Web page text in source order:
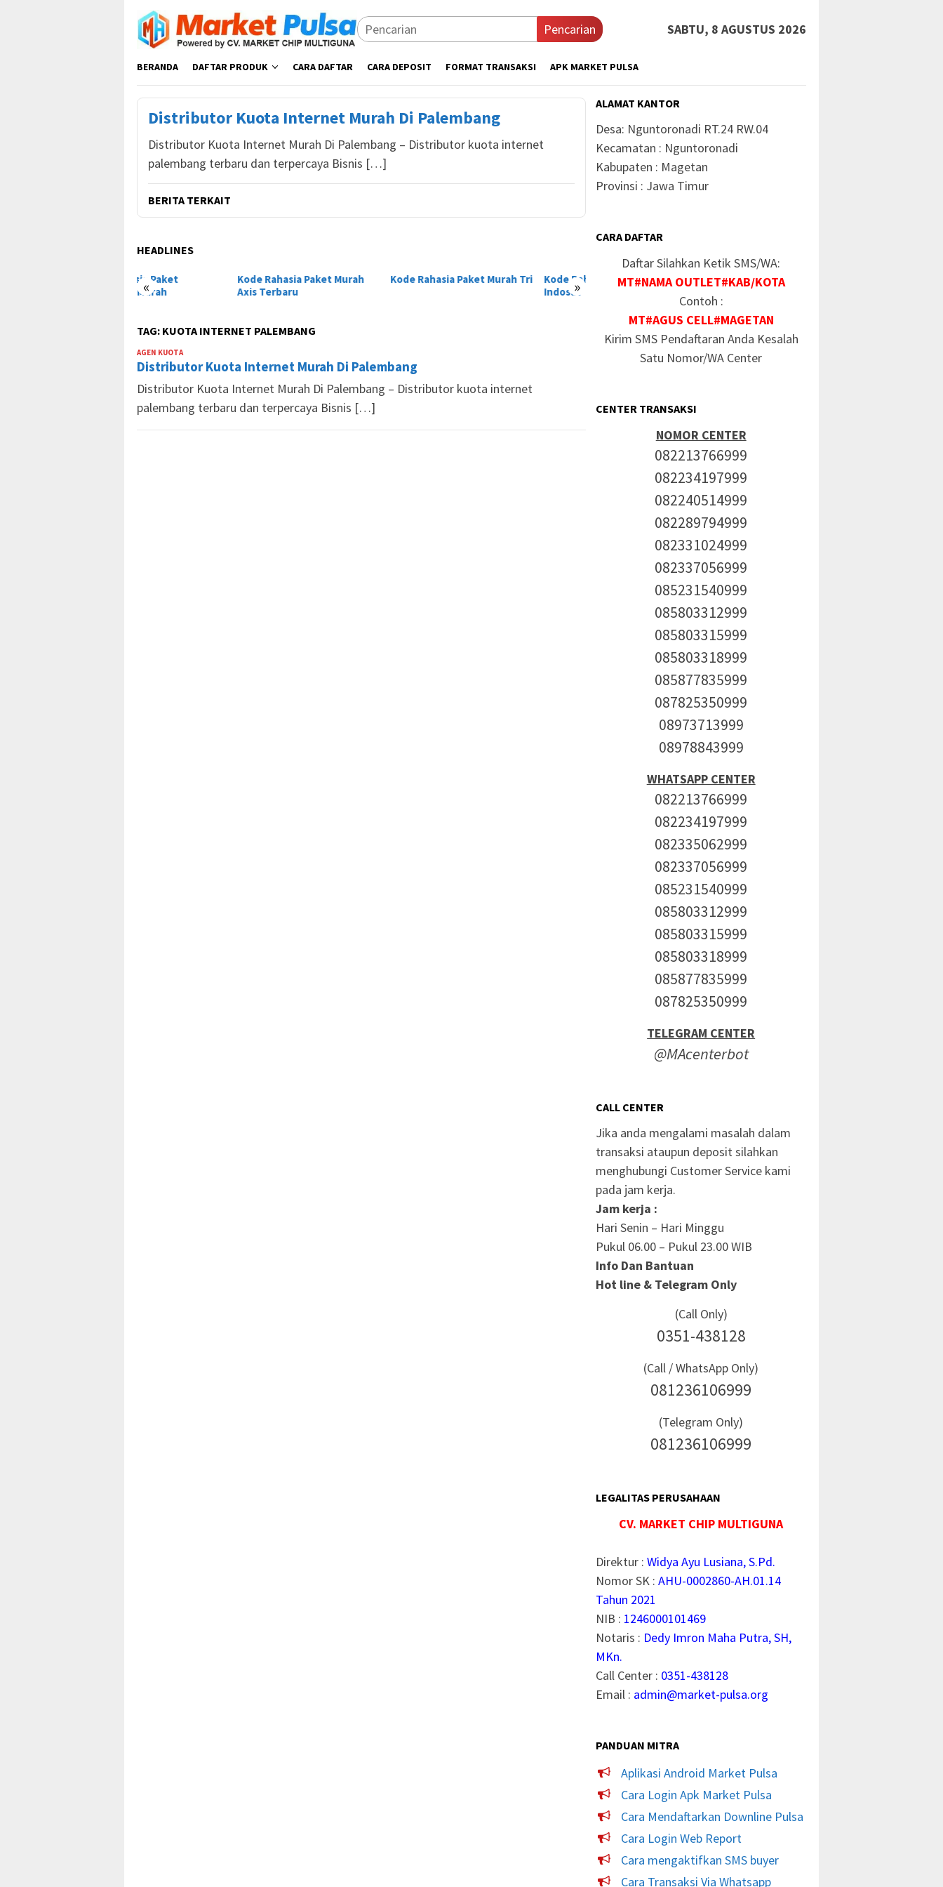
Loncat
konten
Pencarian SABTU, 8 AGUSTUS 2026
BERANDA DAFTAR PRODUK CARA DAFTAR CARA DEPOSIT FORMAT TRANSAKSI APK MARKET PULSA
Distributor Kuota Internet Murah Di Palembang
Distributor Kuota Internet Murah Di Palembang – Distributor kuota internet
palembang terbaru dan terpercaya Bisnis […]
BERITA TERKAIT
HEADLINES
« »
Kode Rahasia Paket Murah
Axis Terbaru
Kode Rahasia Paket Murah Tri
Kode Rahasia Paket Murah
Kode Rahasia Paket Murah
Kode Rahasia Paket
Smartfren Murah
TAG: KUOTA INTERNET PALEMBANG
AGEN KUOTAMarket
Pulsa
Distributor Kuota Internet Murah Di Palembang
Distributor Kuota Internet Murah Di Palembang – Distributor kuota internet
palembang terbaru dan terpercaya Bisnis […]
ALAMAT KANTOR
Desa: Nguntoronadi RT.24 RW.04
Kecamatan : Nguntoronadi
Kabupaten : Magetan
Provinsi : Jawa Timur
CARA DAFTAR
Daftar Silahkan Ketik SMS/WA:
MT#NAMA OUTLET#KAB/KOTA
Contoh :
MT#AGUS CELL#MAGETAN
Kirim SMS Pendaftaran Anda Kesalah
Satu Nomor/WA Center
CENTER TRANSAKSI
NOMOR CENTER
082213766999
082234197999
082240514999
082289794999
082331024999
082337056999
085231540999
085803312999
085803315999
085803318999
085877835999
087825350999
08973713999
08978843999
WHATSAPP CENTER
082213766999
082234197999
082335062999
082337056999
085231540999
085803312999
085803315999
085803318999
085877835999
087825350999
TELEGRAM CENTER
@MAcenterbot
CALL CENTER
Jika anda mengalami masalah dalam
transaksi ataupun deposit silahkan
menghubungi Customer Service kami
pada jam kerja.
Jam kerja :
Hari Senin – Hari Minggu
Pukul 06.00 – Pukul 23.00 WIB
Info Dan Bantuan
Hot line & Telegram Only
(Call Only)
0351-438128
(Call / WhatsApp Only)
081236106999
(Telegram Only)
081236106999
LEGALITAS PERUSAHAAN
CV. MARKET CHIP MULTIGUNA
Direktur :Widya Ayu Lusiana, S.Pd.
Nomor SK :AHU-0002860-AH.01.14
Tahun 2021
NIB : 1246000101469
Notaris : Dedy Imron Maha Putra, SH,
MKn.
Call Center : 0351-438128
Email : admin@market-pulsa.org
PANDUAN MITRA
Aplikasi Android Market Pulsa
Cara Login Apk Market Pulsa
Cara Mendaftarkan Downline Pulsa
Cara Login Web Report
Cara mengaktifkan SMS buyer
Cara Transaksi Via Whatsapp